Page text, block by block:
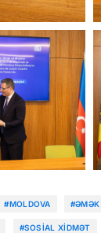
#MOLDOVA #ƏMƏK
#SOSIAL XIDMƏT